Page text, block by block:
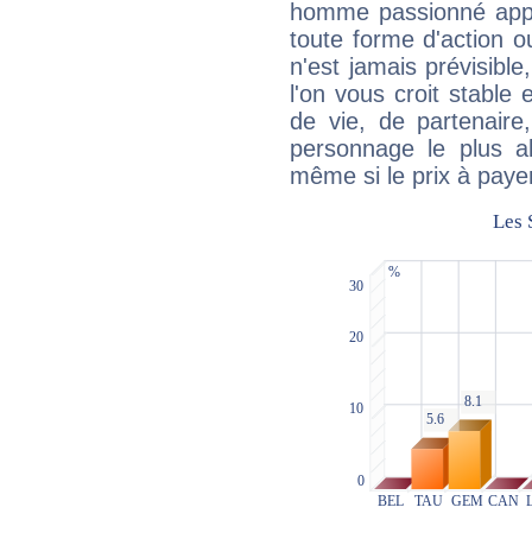
homme passionné
toute forme d'action
n'est jamais
l'on vous croit stable
de vie, de
personnage le plus
même si le prix à